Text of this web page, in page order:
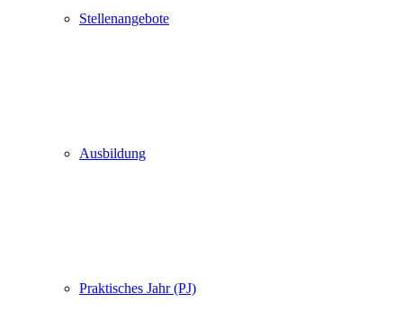
Stellenangebote
Ausbildung
Praktisches Jahr (PJ)